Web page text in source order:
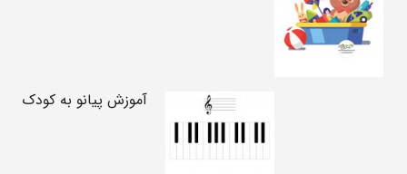
آموزش پیانو به کودک